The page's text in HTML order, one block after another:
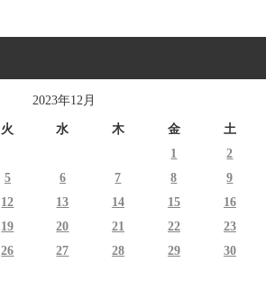
2023年12月
火 水 木 金
土
1
2
5 6 7 8
9
12 13 14 15
16
19 20 21 22
23
26 27 28 29
30